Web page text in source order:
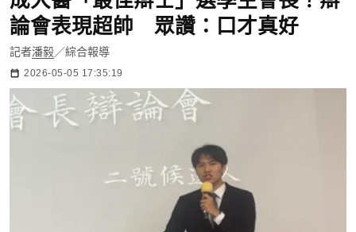
論會表現超帥 眾讚：口才真好
記者潘毅／綜合報導
2026-05-05 17:35:19